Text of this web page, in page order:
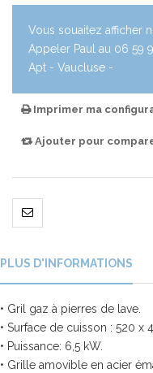
Vous souaitez afficher
Appeler Paul au 06 59
Apt - Vaucluse -
Imprimer ma
Ajouter pour
PLUS D'INFORMATIONS
• Gril gaz à pierres de lave.
• Surface de cuisson : 520 x
• Puissance: 6,5 kW.
• Grille amovible en acier